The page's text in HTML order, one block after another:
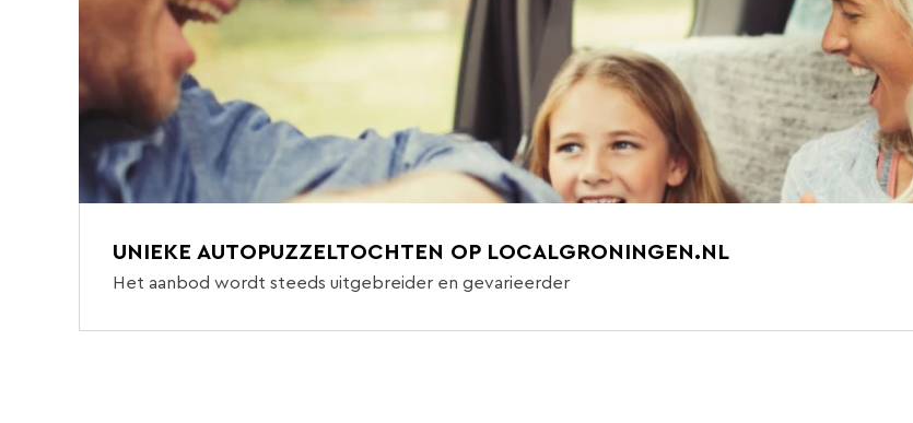
UNIEKE AUTOPUZZELTOCHTEN OP LOCALGRONINGEN.NL
Het aanbod wordt steeds uitgebreider en gevarieerder